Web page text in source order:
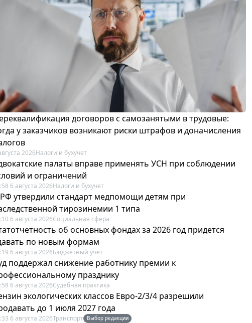
договоров с самозанятыми в трудовые:
у заказчиков возникают риски штрафов и доначисления
2026Налоги и бухучет
палаты вправе применять УСН при соблюдении
и ограничений
6 августа 2026Налоги и бухучет
утвердили стандарт медпомощи детям при
тирозинемии 1 типа
6 августа 2026Социальная сфера
об основных фондах за 2026 год придется
по новым формам
6 августа 2026Бюджетный учет
поддержал снижение работнику премии к
празднику
6 августа 2026Судебная практика
экологических классов Евро-2/3/4 разрешили
до 1 июля 2027 года
6 августа 2026Транспорт Выбор редакции